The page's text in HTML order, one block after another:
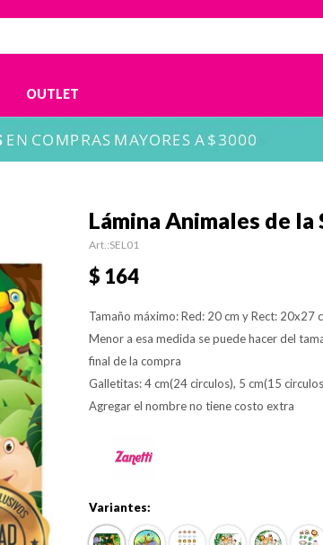
OUTLET
Lámina Animales de la
SEL01
$ 164
Tamaño máximo: Red: 20 cm y Rect: 20x27
Menor a esa medida se puede hacer del
final de la compra
Galletitas: 4 cm(24 circulos), 5 cm(15
Agregar el nombre no tiene costo extra
Variantes: